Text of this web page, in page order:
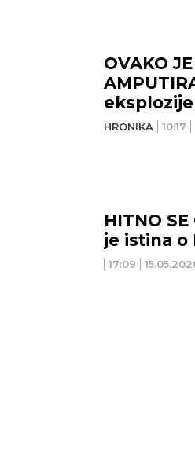
HRONIKA 10:17
OVAKO
17:09
HITNO
je istina o